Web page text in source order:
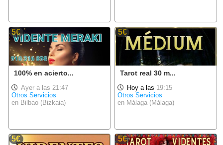
5€
100% en acierto...
Ayer a las 21:47
Otros Servicios
en Bilbao (Bizkaia)
5€
Tarot real 30 m...
Hoy a las 19:15
Otros Servicios
en Málaga (Málaga)
5€ 5€